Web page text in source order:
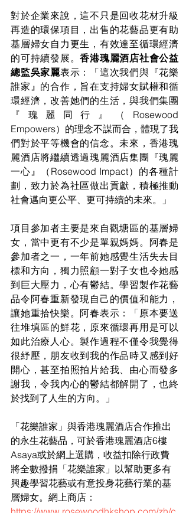
對於企業來說，這不只是回收花材升級
再造的環保項目，出售的花藝品更有助
基層婦女自力更生，有效達至循環經濟
的可持續發展。香港瑰麗酒店社會公益
總監吳家麗表示：「這次我們與『花樂
誰家』的合作，旨在支持婦女賦權和循
環經濟，改善她們的生活，與我們集團
『瑰麗同行』（Rosewood
Empowers）的理念不謀而合，體現了我
們對於平等機會的信念。未來，香港瑰
麗酒店將繼續透過瑰麗酒店集團『瑰麗
一心』（Rosewood Impact）的各種計
劃，致力於為社區做出貢獻，積極推動
社會邁向更公平、更可持續的未來。」
項目參加者主要是來自觀塘區的基層婦
女，當中更有不少是單親媽媽。阿春是
參加者之一，一年前她感覺生活失去目
標和方向，獨力照顧一對子女也令她感
到巨大壓力，心有鬱結。學習製作花藝
品令阿春重新發現自己的價值和能力，
讓她重拾快樂。阿春表示：「原本要送
往堆填區的鮮花，原來循環再用是可以
如此治療人心。製作過程不僅令我覺得
很紓壓，朋友收到我的作品時又感到好
開心，甚至拍照拍片給我、由心而發多
謝我，令我內心的鬱結都解開了，也終
於找到了人生的方向。」
「花樂誰家」與香港瑰麗酒店合作推出
的永生花藝品，可於香港瑰麗酒店6樓
Asaya或於網上選購，收益扣除行政費
將全數撥捐「花樂誰家」以幫助更多有
興趣學習花藝或有意投身花藝行業的基
層婦女。網上商店：